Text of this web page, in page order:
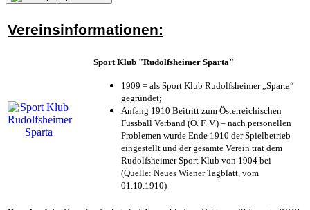
Vereinsinformationen:
Sport Klub "Rudolfsheimer Sparta"
1909 = als Sport Klub Rudolfsheimer „Sparta“
gegründet;
Anfang 1910 Beitritt zum Österreichischen
Fussball Verband (Ö. F. V.) – nach personellen
Problemen wurde Ende 1910 der Spielbetrieb
eingestellt und der gesamte Verein trat dem
Rudolfsheimer Sport Klub von 1904 bei
(Quelle: Neues Wiener Tagblatt, vom
01.10.1910)